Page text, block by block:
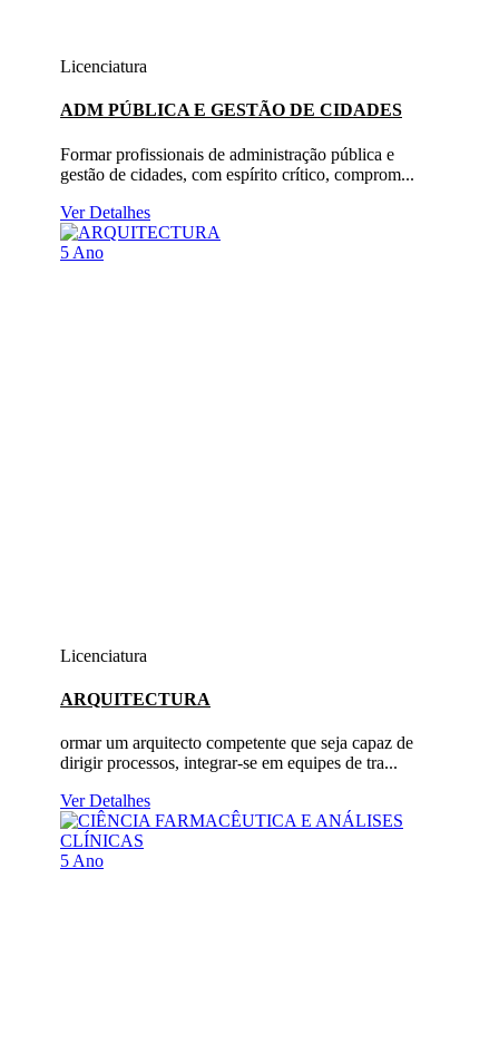
Licenciatura
ADM PÚBLICA E GESTÃO DE CIDADES
Formar profissionais de administração pública e
gestão de cidades, com espírito crítico, comprom...
Ver Detalhes
5 Ano
Licenciatura
ARQUITECTURA
ormar um arquitecto competente que seja capaz de
dirigir processos, integrar-se em equipes de tra...
Ver Detalhes
5 Ano